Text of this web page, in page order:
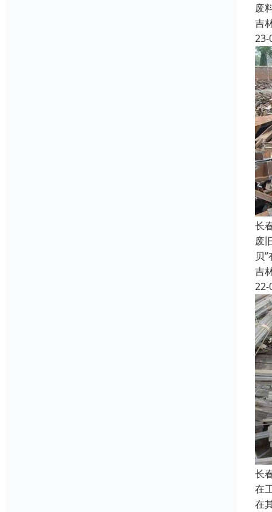
废
吉
23-
长
废
贝
吉
22-
长
在
在